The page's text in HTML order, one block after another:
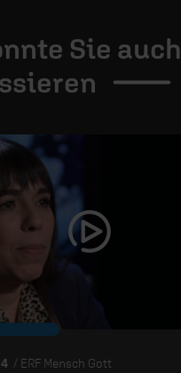
Sie auch
/ ERF Mensch Gott